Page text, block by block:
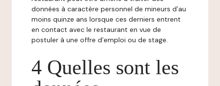
données à caractère personnel de mineurs d’au
moins quinze ans lorsque ces derniers entrent
en contact avec le restaurant en vue de
postuler à une offre d’emploi ou de stage.
4 Quelles sont les